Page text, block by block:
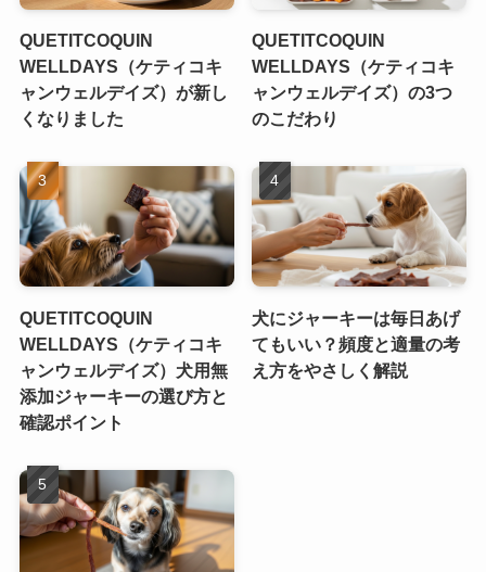
QUETITCOQUIN
WELLDAYS（ケティコキ
ャンウェルデイズ）が新し
くなりました
QUETITCOQUIN
WELLDAYS（ケティコキ
ャンウェルデイズ）の3つ
のこだわり
QUETITCOQUIN
WELLDAYS（ケティコキ
ャンウェルデイズ）犬用無
添加ジャーキーの選び方と
確認ポイント
犬にジャーキーは毎日あげ
てもいい？頻度と適量の考
え方をやさしく解説